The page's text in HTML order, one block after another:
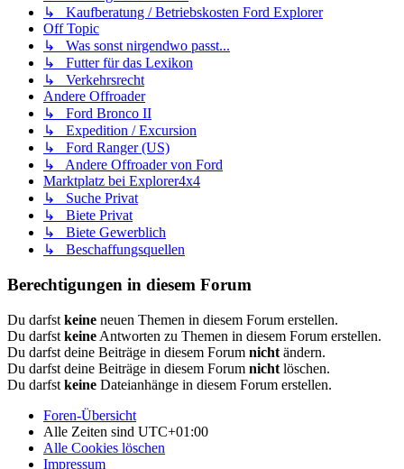
↳ Kaufberatung / Betriebskosten Ford Explorer
Off Topic
↳ Was sonst nirgendwo passt...
↳ Futter für das Lexikon
↳ Verkehrsrecht
Andere Offroader
↳ Ford Bronco II
↳ Expedition / Excursion
↳ Ford Ranger (US)
↳ Andere Offroader von Ford
Marktplatz bei Explorer4x4
↳ Suche Privat
↳ Biete Privat
↳ Biete Gewerblich
↳ Beschaffungsquellen
Berechtigungen in diesem Forum
Du darfst keine neuen Themen in diesem Forum erstellen.
Du darfst keine Antworten zu Themen in diesem Forum erstellen.
Du darfst deine Beiträge in diesem Forum nicht ändern.
Du darfst deine Beiträge in diesem Forum nicht löschen.
Du darfst keine Dateianhänge in diesem Forum erstellen.
Foren-Übersicht
Alle Zeiten sind UTC+01:00
Alle Cookies löschen
Impressum